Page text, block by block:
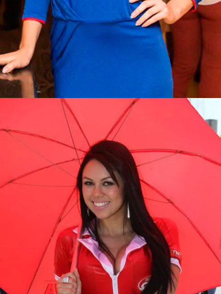
Casting Recepcionista